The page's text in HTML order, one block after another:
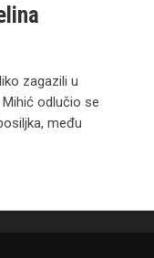
zagazili u
odlučio se
među